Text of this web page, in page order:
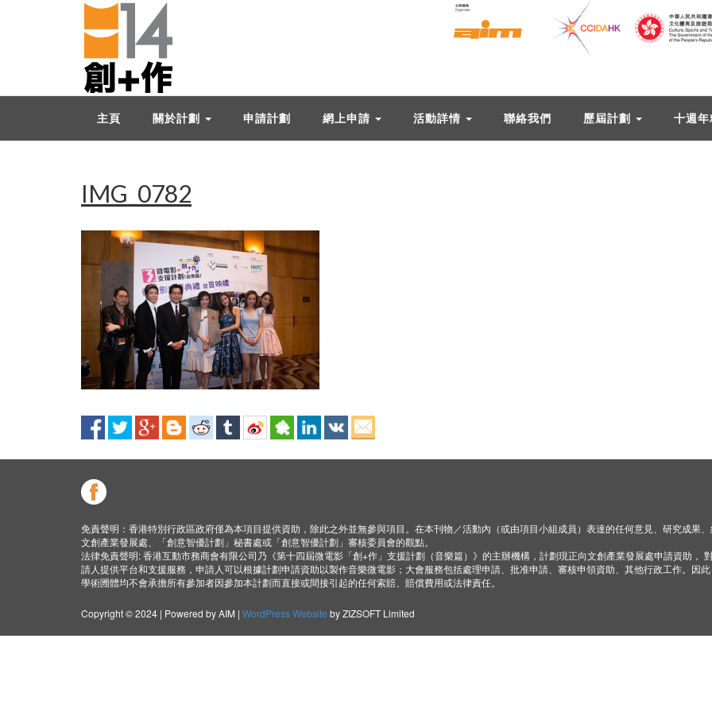
主頁 關於計劃 申請計劃 網上申請 活動詳情 聯絡我們 歷屆計劃 十週
IMG_0782
免責聲明：香港特別行政區政府僅為本項目提供資助，除此之外並無參與項目。在本刊物／活動內（或由項目小組成員）表達的任何意見、研究成果
文創產業發展處、「創意智優計劃」秘書處或「創意智優計劃」審核委員會的觀點。
法律免責聲明: 香港互動市務商會有限公司乃《第十四屆微電影「創+作」支援計劃（音樂篇）》的主辦機構，計劃現正向文創產業發展處申請資助，
請人提供平台和支援服務，申請人可以根據計劃申請資助以製作音樂微電影；大會服務包括處理申請、批准申請、審核申領資助、其他行政工作。因
學術圑體均不會承擔所有參加者因參加本計劃而直接或間接引起的任何索賠、賠償費用或法律責任。
Copyright © 2024 | Powered by AIM | WordPress Website by ZIZSOFT Limited